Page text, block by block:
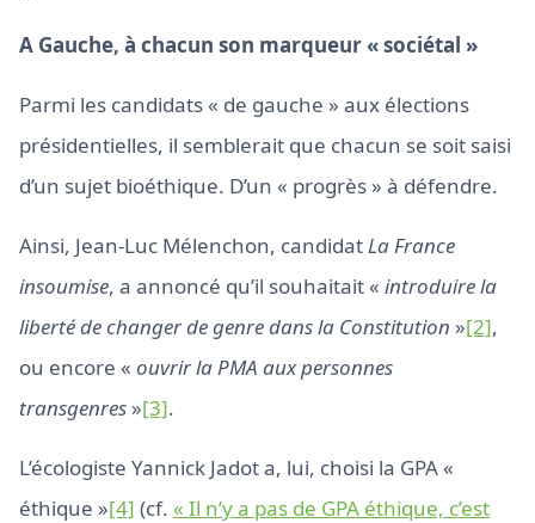
A Gauche, à chacun son marqueur « sociétal »
Parmi les candidats « de gauche » aux élections
présidentielles, il semblerait que chacun se soit saisi
d’un sujet bioéthique. D’un « progrès » à défendre.
Ainsi, Jean-Luc Mélenchon, candidatLa France
insoumise, a annoncé qu’il souhaitait « introduire la
liberté de changer de genre dans la Constitution »[2],
ou encore « ouvrir la PMA aux personnes
transgenres »[3].
L’écologiste Yannick Jadot a, lui, choisi la GPA «
éthique »[4] (cf. « Il n’y a pas de GPA éthique, c’est